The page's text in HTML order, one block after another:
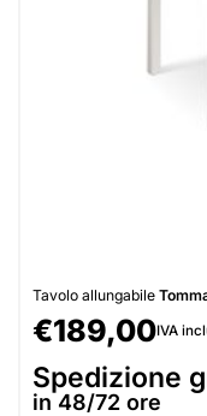
Tavolo allungabile
€189,00IVA
Spedizione
in 48/72 ore